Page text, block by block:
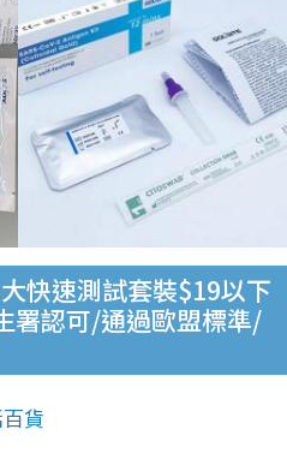
快速測試套裝$19以下
署認可/通過歐盟標準/
貨